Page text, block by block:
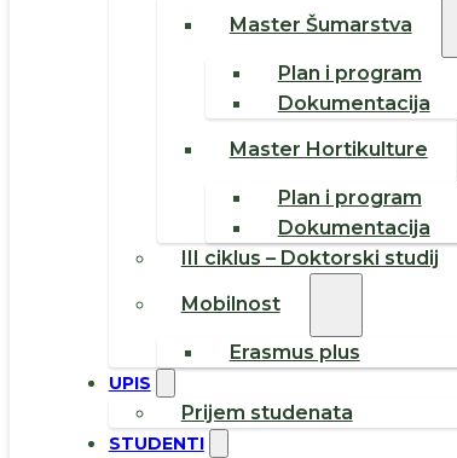
Master Šumarstva
Plan i program
Dokumentacija
Master Hortikulture
Plan i program
Dokumentacija
III ciklus – Doktorski studij
Mobilnost
Erasmus plus
UPIS
Prijem studenata
STUDENTI